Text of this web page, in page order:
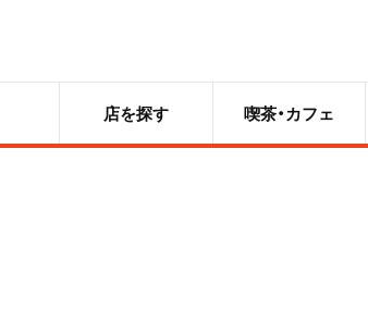
店を探す 喫茶・カフェ